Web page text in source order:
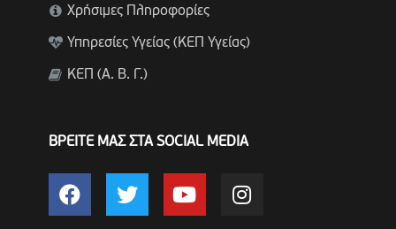
Χρήσιμες Πληροφορίες
Υπηρεσίες Υγείας (ΚΕΠ Υγείας)
ΚΕΠ (Α. Β. Γ.)
ΒΡΕΙΤΕ ΜΑΣ ΣΤΑ SOCIAL MEDIA